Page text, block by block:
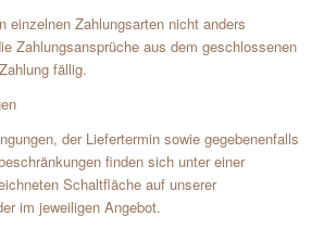
einzelnen Zahlungsarten nicht anders
Zahlungsansprüche aus dem geschlossenen
fällig.
der Liefertermin sowie gegebenenfalls
finden sich unter einer
Schaltfläche auf unserer
im jeweiligen Angebot.